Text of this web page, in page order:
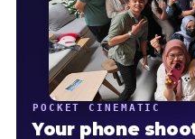
POCKET CINEMATIC
Your phone